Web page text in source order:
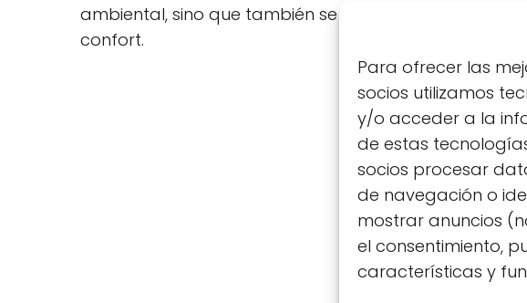
Para ofrecer las
socios utilizamos
y/o acceder a la
de estas
socios procesar
de navegación o
mostrar anuncios
el consentimiento,
características y
ambiental, sino que también se adapta a las
confort.